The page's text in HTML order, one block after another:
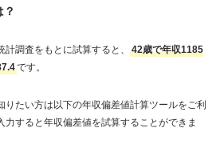
調査をもとに試算すると、
42歳で年収1185
です。
りたい方は以下の年収偏差値計算ツールをご利
力すると年収偏差値を試算することができま